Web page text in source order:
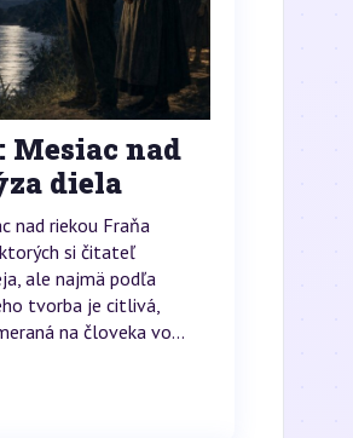
Mesiac nad
diela
nad riekou Fraňa
si čitateľ
ale najmä podľa
tvorba je citlivá,
na človeka vo...